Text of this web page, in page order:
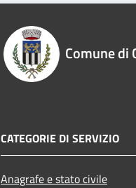
Comune di
CATEGORIE DI SERVIZIO
Anagrafe e stato civile